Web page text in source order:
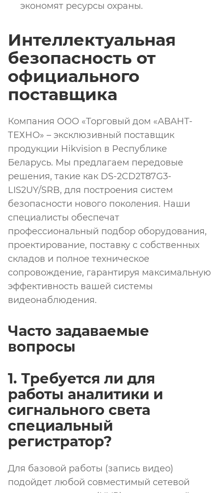
экономят ресурсы охраны.
Интеллектуальная
безопасность от
официального
поставщика
Компания ООО «Торговый дом «АВАНТ-
ТЕХНО» – эксклюзивный поставщик
продукции Hikvision в Республике
Беларусь. Мы предлагаем передовые
решения, такие как DS-2CD2T87G3-
LIS2UY/SRB, для построения систем
безопасности нового поколения. Наши
специалисты обеспечат
профессиональный подбор оборудования,
проектирование, поставку с собственных
складов и полное техническое
сопровождение, гарантируя максимальную
эффективность вашей системы
видеонаблюдения.
Часто задаваемые
вопросы
1. Требуется ли для
работы аналитики и
сигнального света
специальный
регистратор?
Для базовой работы (запись видео)
подойдет любой совместимый сетевой